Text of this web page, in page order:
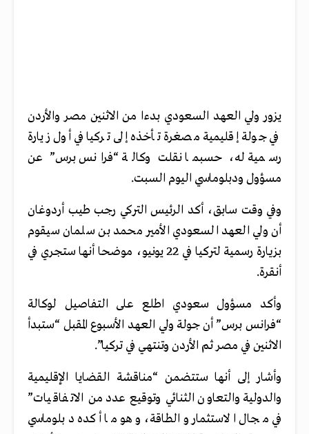
يزور ولي العهد السعودي بدءا من الاثنين مصر والأردن
في جولة إقليمية مصغرة تأخذه إلى تركيا في أول زيارة
رسمية له، حسبما نقلت وكالة “فرانس برس” عن
مسؤول ودبلوماسي اليوم السبت.
وفي وقت سابق، أكد الرئيس التركي رجب طيب أردوغان
أن ولي العهد السعودي الأمير محمد بن سلمان سيقوم
بزيارة رسمية لتركيا في 22 يونيو، موضحا أنها ستجري في
أنقرة.
وأكد مسؤول سعودي اطلع على التفاصيل لوكالة
“فرانس برس” أن جولة ولي العهد الأسبوع المقبل “ستبدأ
الاثنين في مصر ثم الأردن وتنتهي في تركيا”.
وأشار إلى أنها ستتضمن “مناقشة القضايا الإقليمية
والدولية والتعاون الثنائي وتوقيع عدد من الاتفاقيات”
في مجال الاستثمار والطاقة، وهو ما أكده دبلوماسي